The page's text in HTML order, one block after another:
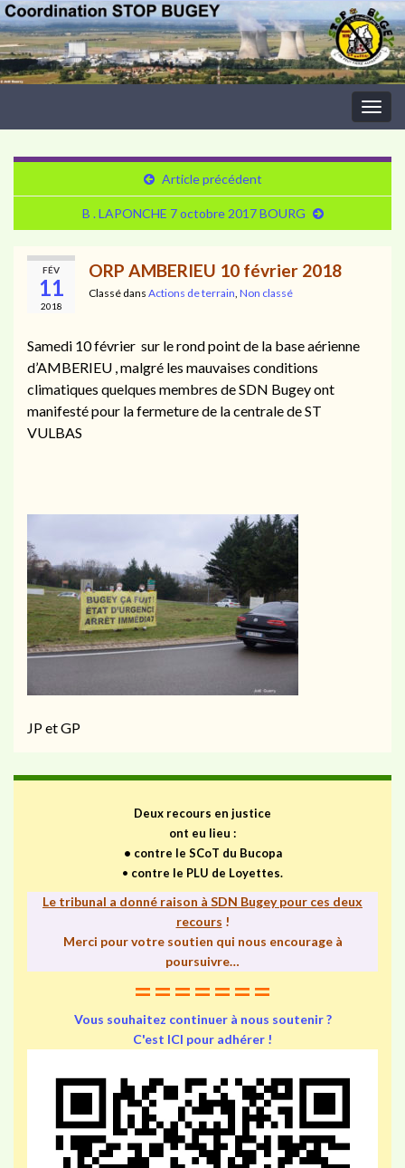
Article précédent
B . LAPONCHE 7 octobre 2017 BOURG
FÉV
11
2018
ORP AMBERIEU 10 février 2018
Classé dans Actions de terrain Non classé
Samedi 10 février sur le rond point de la base aérienne
d’AMBERIEU , malgré les mauvaises conditions
climatiques quelques membres de SDN Bugey ont
manifesté pour la fermeture de la centrale de ST
VULBAS
JP et GP
Deux recours en justice
ont eu lieu :
• contre le SCoT du Bucopa
• contre le PLU de Loyettes.
Le tribunal a donné raison à SDN Bugey pour ces deux
recours !
Merci pour votre soutien qui nous encourage à
poursuivre…
=======
Vous souhaitez continuer à nous soutenir ?
C'est ICI pour adhérer !